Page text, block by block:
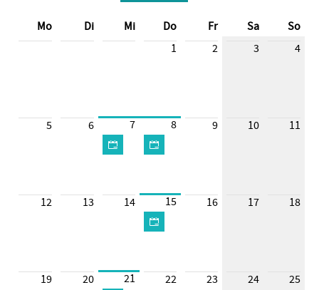
Mo Di Mi Do Fr Sa
So
1
2 3 4
5 6 7 8 9 10 11
12 13 14 15 16 17 18
19 20 21 22 23 24 25